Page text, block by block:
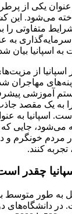
عنوان یکی از
می‌شود. این
متفاوتی را
به
اسپانیا بیان
اسپانیا از
مهاجران
آموزشی
به یک مقصد
اسپانیا به
می‌شود، جایی که
مردم خونگرم و
کنند.
چقدر
به طور متوسط
دانشگاه‌های